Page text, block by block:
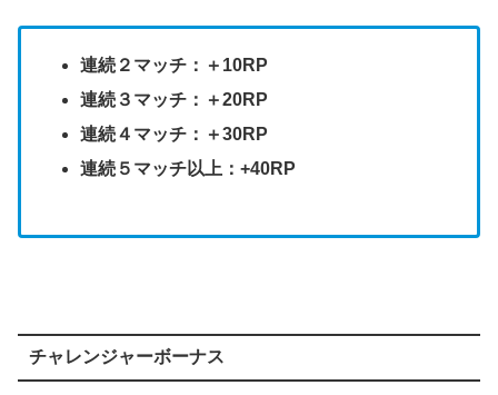
連続２マッチ：＋10RP
連続３マッチ：＋20RP
連続４マッチ：＋30RP
連続５マッチ以上：+40RP
チャレンジャーボーナス